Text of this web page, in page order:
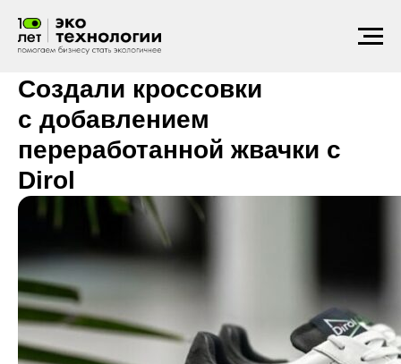
Создали кроссовки
с добавлением
переработанной жвачки с
Dirol